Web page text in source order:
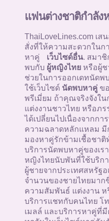
แฟนต่างชาติกำลัง
ThaiLoveLines.com เส
สั่งที่ให้ความสะดวกในก
หาคู่
เว็บไซด์อื่น. สมาชิ
พบกับ ผู้หญิงไทยหรือผู้ช
ช่วยในการออกเดทนัด
ใช้เว็บไซด์ นัดพบหาคู่ขอ
พรีเมี่ยม ถ้าคุณจริงจังใ
แต่งงานชาวไทย หรือภร
ได้เปลี่ยนไปเนื่องจากก
ความฉลาดหลักแหลม มี
มองหาคู่รักข้ามเชื้อชาติ
บริการนัดพบหาคู่ของเร
หญิงไทยนับพันที่ใช้บริก
ผู้ชายจากประเทศสหรัฐ
จำนวนของชายไทยมาก
ความสัมพันธ์ แต่งงาน ห
บริการแชทกับคนไทย โ
เมลล์ และบริการหาคู่ที่